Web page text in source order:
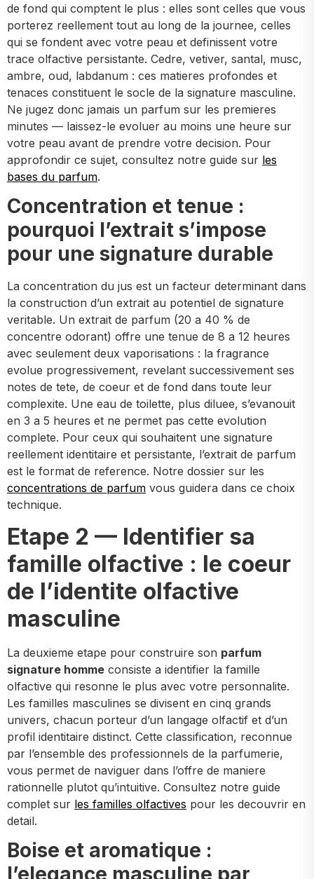
de fond qui comptent le plus : elles sont celles que vous
porterez reellement tout au long de la journee, celles
qui se fondent avec votre peau et definissent votre
trace olfactive persistante. Cedre, vetiver, santal, musc,
ambre, oud, labdanum : ces matieres profondes et
tenaces constituent le socle de la signature masculine.
Ne jugez donc jamais un parfum sur les premieres
minutes — laissez-le evoluer au moins une heure sur
votre peau avant de prendre votre decision. Pour
approfondir ce sujet, consultez notre guide sur les
bases du parfum.
Concentration et tenue :
pourquoi l’extrait s’impose
pour une signature durable
La concentration du jus est un facteur determinant dans
la construction d’un extrait au potentiel de signature
veritable. Un extrait de parfum (20 a 40 % de
concentre odorant) offre une tenue de 8 a 12 heures
avec seulement deux vaporisations : la fragrance
evolue progressivement, revelant successivement ses
notes de tete, de coeur et de fond dans toute leur
complexite. Une eau de toilette, plus diluee, s’evanouit
en 3 a 5 heures et ne permet pas cette evolution
complete. Pour ceux qui souhaitent une signature
reellement identitaire et persistante, l’extrait de parfum
est le format de reference. Notre dossier sur les
concentrations de parfum vous guidera dans ce choix
technique.
Etape 2 — Identifier sa
famille olfactive : le coeur
de l’identite olfactive
masculine
La deuxieme etape pour construire son parfum
signature homme consiste a identifier la famille
olfactive qui resonne le plus avec votre personnalite.
Les familles masculines se divisent en cinq grands
univers, chacun porteur d’un langage olfactif et d’un
profil identitaire distinct. Cette classification, reconnue
par l’ensemble des professionnels de la parfumerie,
vous permet de naviguer dans l’offre de maniere
rationnelle plutot qu’intuitive. Consultez notre guide
complet sur les familles olfactives pour les decouvrir en
detail.
Boise et aromatique :
l’elegance masculine par